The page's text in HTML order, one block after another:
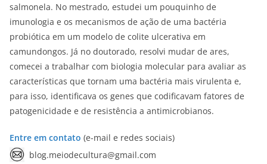
salmonela. No mestrado, estudei um pouquinho de
imunologia e os mecanismos de ação de uma bactéria
probiótica em um modelo de colite ulcerativa em
camundongos. Já no doutorado, resolvi mudar de ares,
comecei a trabalhar com biologia molecular para avaliar as
características que tornam uma bactéria mais virulenta e,
para isso, identificava os genes que codificavam fatores de
patogenicidade e de resistência a antimicrobianos.
Entre em contato (e-mail e redes sociais)
blog.meiodecultura@gmail.com